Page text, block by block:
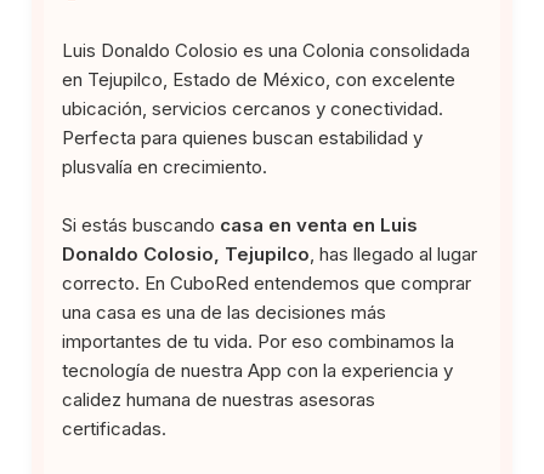
Luis Donaldo Colosio es una Colonia consolidada
en Tejupilco, Estado de México, con excelente
ubicación, servicios cercanos y conectividad.
Perfecta para quienes buscan estabilidad y
plusvalía en crecimiento.
Si estás buscando casa en venta en Luis
Donaldo Colosio, Tejupilco , has llegado al lugar
correcto. En CuboRed entendemos que comprar
una casa es una de las decisiones más
importantes de tu vida. Por eso combinamos la
tecnología de nuestra App con la experiencia y
calidez humana de nuestras asesoras
certificadas.